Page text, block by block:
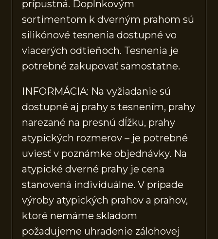
prípustná. Doplnkovým
sortimentom k dverným prahom sú
silikónové tesnenia dostupné vo
viacerých odtieňoch. Tesnenia je
potrebné zakupovať samostatne.
INFORMÁCIA: Na vyžiadanie sú
dostupné aj prahy s tesnením, prahy
narezané na presnú dĺžku, prahy
atypických rozmerov – je potrebné
uviesť v poznámke objednávky. Na
atypické dverné prahy je cena
stanovená individuálne. V prípade
výroby atypických prahov a prahov,
ktoré nemáme skladom
požadujeme uhradenie zálohovej